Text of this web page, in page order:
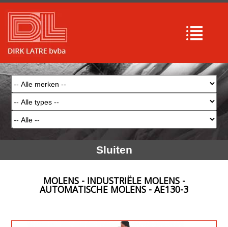
Sluiten
MOLENS - INDUSTRIËLE MOLENS -
AUTOMATISCHE MOLENS - AE130-3